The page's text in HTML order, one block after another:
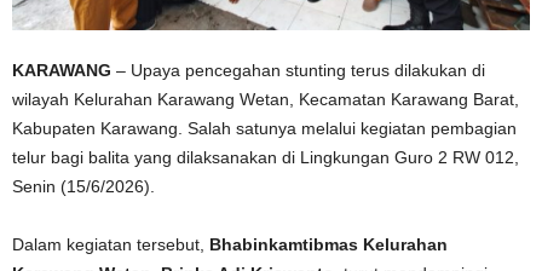
KARAWANG – Upaya pencegahan stunting terus dilakukan di
wilayah Kelurahan Karawang Wetan, Kecamatan Karawang Barat,
Kabupaten Karawang. Salah satunya melalui kegiatan pembagian
telur bagi balita yang dilaksanakan di Lingkungan Guro 2 RW 012,
Senin (15/6/2026).
Dalam kegiatan tersebut, Bhabinkamtibmas Kelurahan